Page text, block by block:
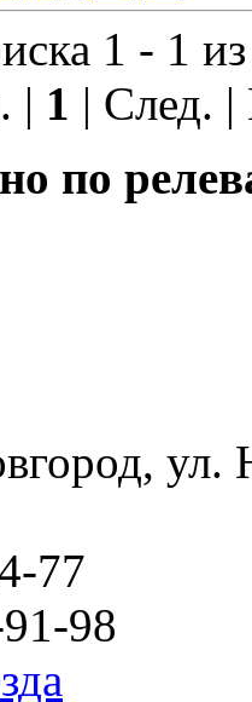
1 - 1
| 1 | След.
по
ул.
77
98